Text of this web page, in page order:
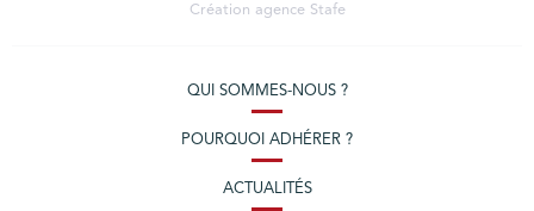
Création agence Stafe
QUI SOMMES-NOUS ?
POURQUOI ADHÉRER ?
ACTUALITÉS